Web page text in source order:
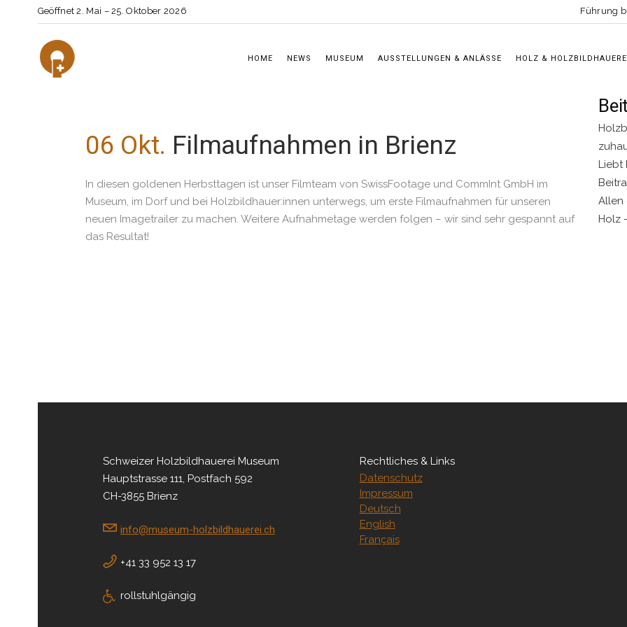
Geöffnet 2. Mai – 25. Oktober 2026 Führung
HOME NEWS MUSEUM AUSSTELLUNGEN & ANLÄSSE HOLZ &
06 Okt. Filmaufnahmen in Brienz
In diesen goldenen Herbsttagen ist unser Filmteam von SwissFootage und CommInt GmbH im
Museum, im Dorf und bei Holzbildhauer:innen unterwegs, um erste Filmaufnahmen für unseren
neuen Imagetrailer zu machen. Weitere Aufnahmetage werden folgen – wir sind sehr gespannt auf
das Resultat!
Liebt
Allen
Holz
Schweizer Holzbildhauerei Museum
Hauptstrasse 111, Postfach 592
CH-3855 Brienz
info@museum-holzbildhauerei.ch
+41 33 952 13 17
rollstuhlgängig
Rechtliches & Links
Datenschutz
Impressum
Deutsch
English
Français